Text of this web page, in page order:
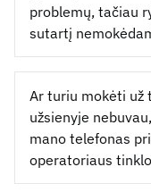
problemų, tačiau
sutartį
Ar turiu mokėti už
užsienyje
mano telefonas
operatoriaus